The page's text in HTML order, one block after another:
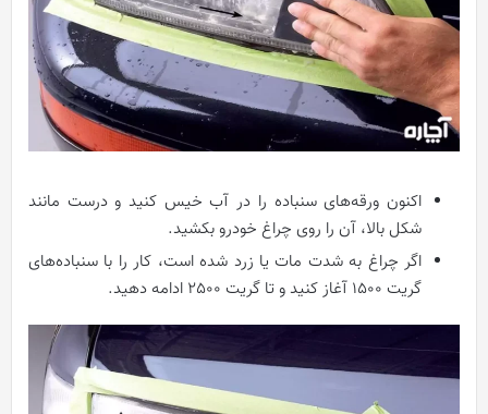
اکنون ورقه‌های سنباده را در آب خیس کنید و درست مانند
شکل بالا، آن را روی چراغ خودرو بکشید.
اگر چراغ به شدت مات یا زرد شده است، کار را با سنباده‌های
گریت 1500 آغاز کنید و تا گریت 2500 ادامه دهید.